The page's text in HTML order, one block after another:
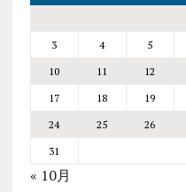
3
4 5
10
11 12
17
18 19
24
25 26
31
« 10月